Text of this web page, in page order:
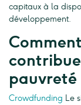
capitaux à la
développement.
pauvreté
Crowdfunding Le